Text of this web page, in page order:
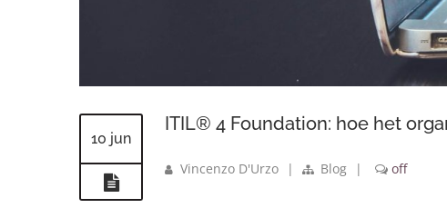
10 jun
ITIL® 4 Foundation: hoe het
Vincenzo D'Urzo | Blog | off